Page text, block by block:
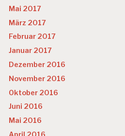
Mai 2017
März 2017
Februar 2017
Januar 2017
Dezember 2016
November 2016
Oktober 2016
Juni 2016
Mai 2016